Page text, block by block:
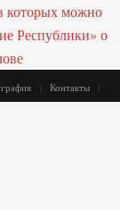
Контакты